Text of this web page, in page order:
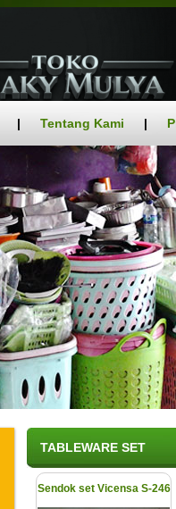
| Tentang Kami |
TABLEWARE SET
Sendok set Vicensa S-246